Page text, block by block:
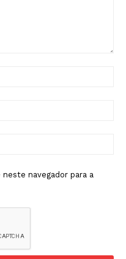
navegador para a